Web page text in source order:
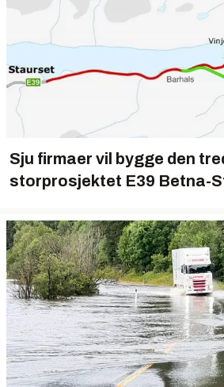
Sju firmaer vil bygge den
storprosjektet E39 Betna-